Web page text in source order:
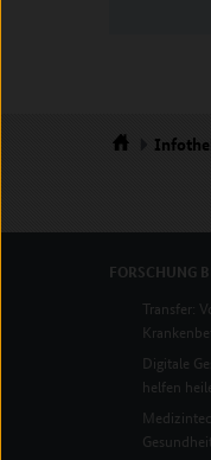
FORSCHUNG
Transfer:
Digitale
helfen